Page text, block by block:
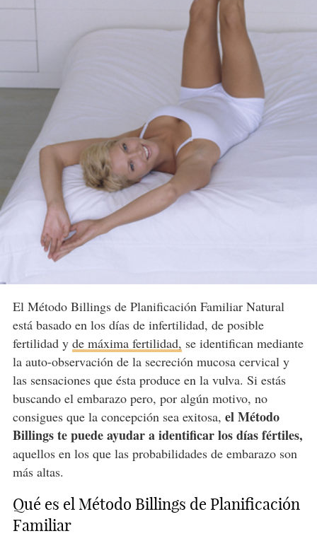
El Método Billings de Planificación Familiar Natural
está basado en los días de infertilidad, de posible
fertilidad y de máxima fertilidad, se identifican mediante
la auto-observación de la secreción mucosa cervical y
las sensaciones que ésta produce en la vulva. Si estás
buscando el embarazo pero, por algún motivo, no
consigues que la concepción sea exitosa, el Método
Billings te puede ayudar a identificar los días fértiles,
aquellos en los que las probabilidades de embarazo son
más altas.
Qué es el Método Billings de Planificación
Familiar